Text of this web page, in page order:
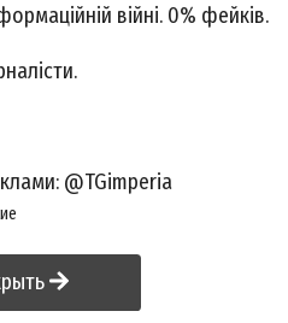
війні. 0% фейків.
@TGimperia